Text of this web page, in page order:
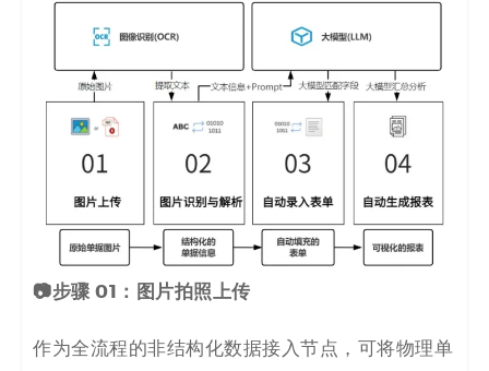
📷步骤 01：图片拍照上传
作为全流程的非结构化数据接入节点，可将物理单